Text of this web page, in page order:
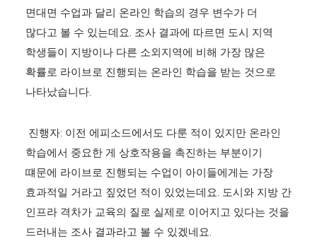
면대면 수업과 달리 온라인 학습의 경우 변수가 더
많다고 볼 수 있는데요. 조사 결과에 따르면 도시 지역
학생들이 지방이나 다른 소외지역에 비해 가장 많은
확률로 라이브로 진행되는 온라인 학습을 받는 것으로
나타났습니다.
진행자: 이전 에피소드에서도 다룬 적이 있지만 온라인
학습에서 중요한 게 상호작용을 촉진하는 부분이기
떄문에 라이브로 진행되는 수업이 아이들에게는 가장
효과적일 거라고 짚었던 적이 있었는데요. 도시와 지방 간
인프라 격차가 교육의 질로 실제로 이어지고 있다는 것을
드러내는 조사 결과라고 볼 수 있겠네요.